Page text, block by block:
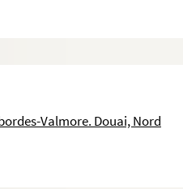
Valmore. Douai, Nord